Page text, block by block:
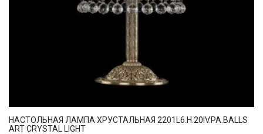
НАСТОЛЬНАЯ ЛАМПА ХРУСТАЛЬНАЯ 2201L6.H.20IV.PA.BALLS
ART CRYSTAL LIGHT